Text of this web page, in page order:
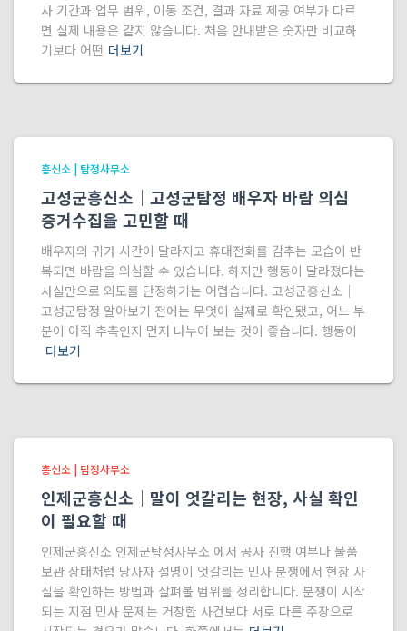
사 기간과 업무 범위, 이동 조건, 결과 자료 제공 여부가 다르
면 실제 내용은 같지 않습니다. 처음 안내받은 숫자만 비교하
기보다 어떤 더보기
흥신소 | 탐정사무소
고성군흥신소｜고성군탐정 배우자 바람 의심
증거수집을 고민할 때
배우자의 귀가 시간이 달라지고 휴대전화를 감추는 모습이 반
복되면 바람을 의심할 수 있습니다. 하지만 행동이 달라졌다는
사실만으로 외도를 단정하기는 어렵습니다. 고성군흥신소｜
고성군탐정 알아보기 전에는 무엇이 실제로 확인됐고, 어느 부
분이 아직 추측인지 먼저 나누어 보는 것이 좋습니다. 행동이
더보기
흥신소 | 탐정사무소
인제군흥신소｜말이 엇갈리는 현장, 사실 확인
이 필요할 때
인제군흥신소 인제군탐정사무소 에서 공사 진행 여부나 물품
보관 상태처럼 당사자 설명이 엇갈리는 민사 분쟁에서 현장 사
실을 확인하는 방법과 살펴볼 범위를 정리합니다. 분쟁이 시작
되는 지점 민사 문제는 거창한 사건보다 서로 다른 주장으로